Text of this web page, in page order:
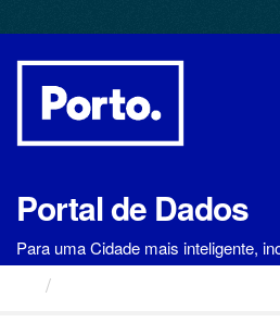
para
Portal de Dados
Para uma Cidade mais inteligente,